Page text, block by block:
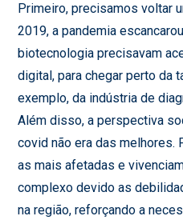
Primeiro, precisamos voltar
2019, a pandemia
biotecnologia precisavam
digital, para chegar perto da
exemplo, da indústria de
Além disso, a perspectiva
covid não era das melhores.
as mais afetadas e
complexo devido as
na região, reforçando a